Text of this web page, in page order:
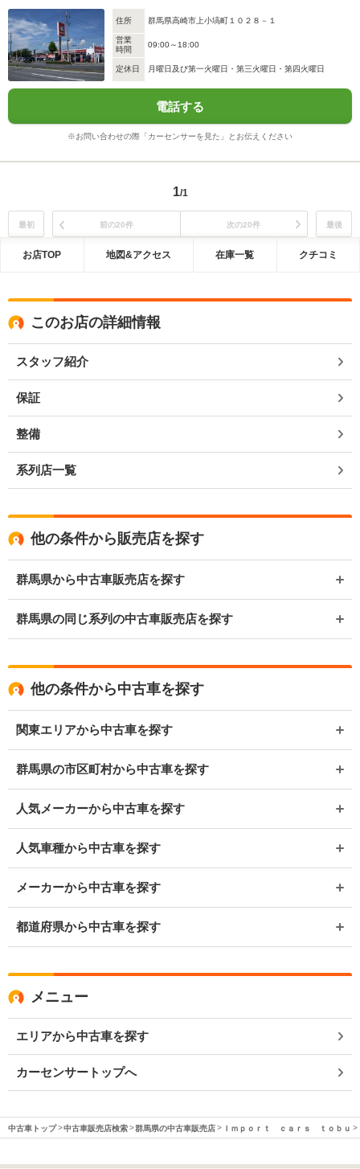
住所 群馬県高崎市上小塙町１０２８－１
営業
時間
09:00～18:00
定休日 月曜日及び第一火曜日・第三火曜日・第四火曜日
電話する
※お問い合わせの際「カーセンサーを見た」とお伝えください
1/1
最初 前の20件 次の20件 最後
お店TOP 地図&アクセス 在庫一覧 クチコミ
このお店の詳細情報
スタッフ紹介
保証
整備
系列店一覧
他の条件から販売店を探す
群馬県から中古車販売店を探す
群馬県の同じ系列の中古車販売店を探す
他の条件から中古車を探す
関東エリアから中古車を探す
群馬県の市区町村から中古車を探す
人気メーカーから中古車を探す
人気車種から中古車を探す
メーカーから中古車を探す
都道府県から中古車を探す
メニュー
エリアから中古車を探す
カーセンサートップへ
中古車トップ 中古車販売店検索 群馬県の中古車販売店 Ｉｍｐｏｒｔ ｃａｒｓ ｔｏｂｕ